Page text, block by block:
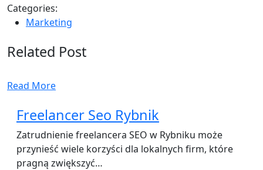
Categories:
Marketing
Related Post
Read More
Freelancer Seo Rybnik
Zatrudnienie freelancera SEO w Rybniku może
przynieść wiele korzyści dla lokalnych firm, które
pragną zwiększyć…